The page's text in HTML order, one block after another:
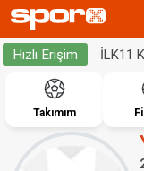
Hızlı Erişim İLK11
Takımım